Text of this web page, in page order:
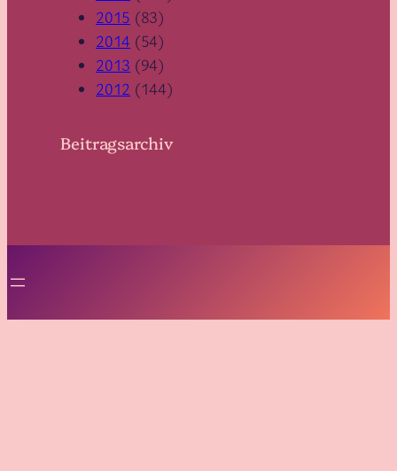
Beitragsarchiv
2015 (83)
2014 (54)
2013 (94)
2012 (144)